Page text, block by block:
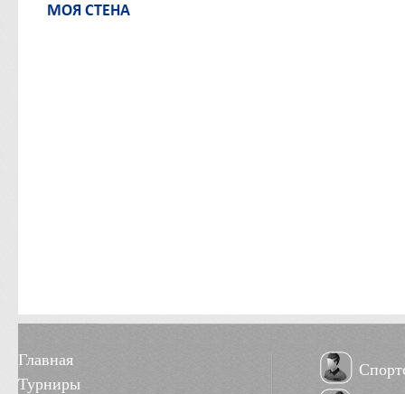
МОЯ СТЕНА
Главная
Турниры